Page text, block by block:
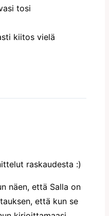
tosi
kiitos vielä
raskaudesta :)
näen, että Salla on
että kun se